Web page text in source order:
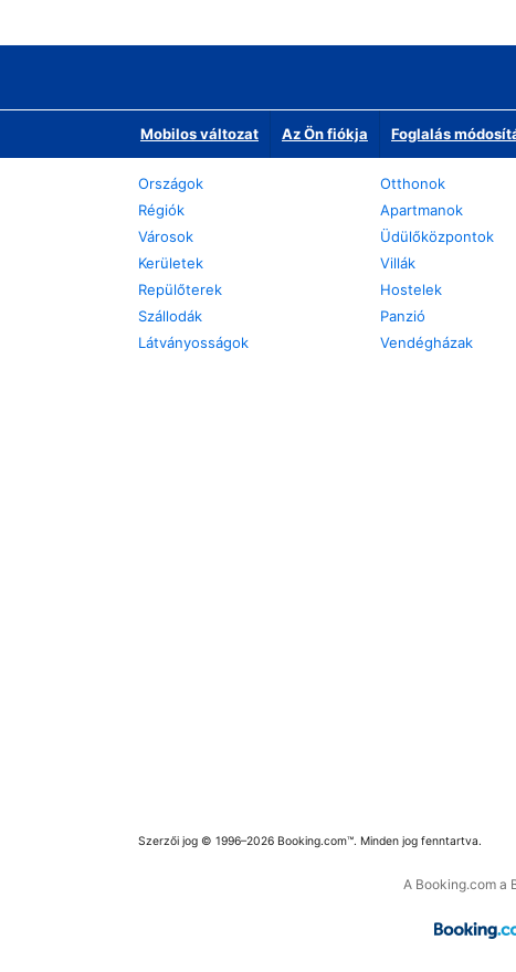
Mobilos változat Az Ön fiókja Foglalás
Országok
Régiók
Városok
Kerületek
Repülőterek
Szállodák
Látványosságok
Otthonok
Apartmanok
Üdülőközpontok
Villák
Hostelek
Panzió
Vendégházak
Szerzői jog © 1996–2026 Booking.com™. Minden jog fenntartva.
A Booking.com a